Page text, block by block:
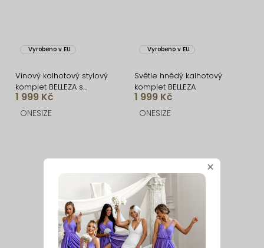
Vyrobeno v EU
Vínový kalhotový stylový
komplet BELLEZA s
vycpávkami
1 999 Kč
ONESIZE
Vyrobeno v EU
Světle hnědý kalhotový
komplet BELLEZA
1 999 Kč
ONESIZE
×